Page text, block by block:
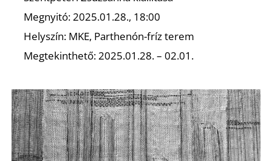
Megnyitó: 2025.01.28., 18:00
Helyszín: MKE, Parthenón-fríz terem
Megtekinthető: 2025.01.28. – 02.01.